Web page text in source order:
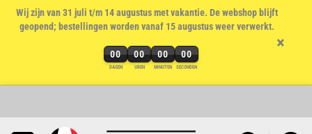
Wij zijn van 31 juli t/m 14 augustus met vakantie. De webshop blijft
geopend; bestellingen worden vanaf 15 augustus weer verwerkt.
00
DAGEN
00
UREN
00
MINUTEN
00
SECONDEN
×